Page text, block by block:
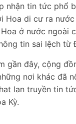
nhận tin tức phổ
Hoa di cư ra
ở nước ngoài
tin sai lệch từ
gần đây, cộng
nơi khác đã
lan truyền tin
Kỳ.